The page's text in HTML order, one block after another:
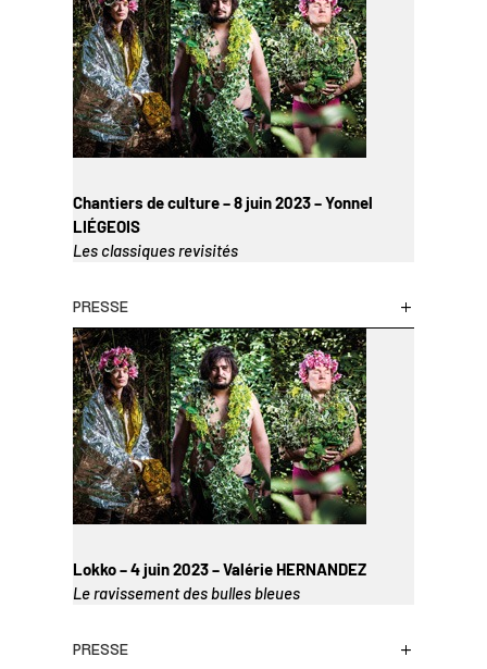
Chantiers de culture – 8 juin 2023 – Yonnel
LIÉGEOIS
Les classiques revisités
PRESSE
Lokko – 4 juin 2023 – Valérie HERNANDEZ
Le ravissement des bulles bleues
PRESSE